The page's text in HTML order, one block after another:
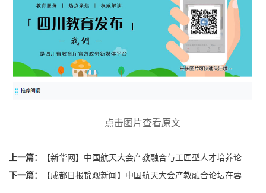
点击图片查看原文
上一篇：
【新华网】中国航天大会产教融合与工匠型人才培养论坛在蓉举办
下一篇：
【成都日报锦观新闻】中国航天大会产教融合论坛在蓉举办，一批产教融合项目签约